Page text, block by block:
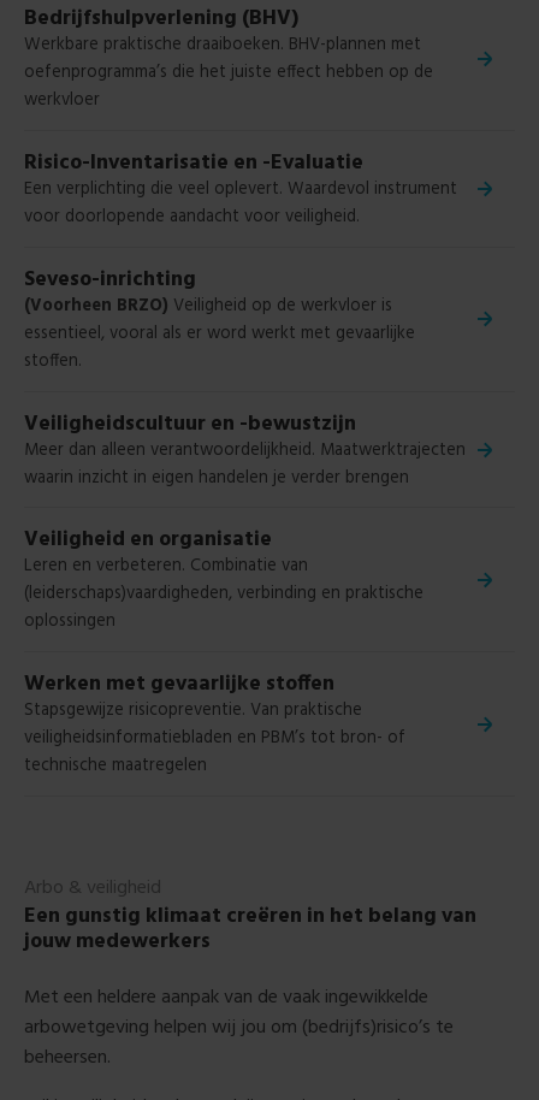
Bedrijfshulpverlening (BHV)
Werkbare praktische draaiboeken. BHV-plannen met
oefenprogramma’s die het juiste effect hebben op de
werkvloer
Risico-Inventarisatie en -Evaluatie
Een verplichting die veel oplevert. Waardevol instrument
voor doorlopende aandacht voor veiligheid.
Seveso-inrichting
(Voorheen BRZO) Veiligheid op de werkvloer is
essentieel, vooral als er word werkt met gevaarlijke
stoffen.
Veiligheidscultuur en -bewustzijn
Meer dan alleen verantwoordelijkheid. Maatwerktrajecten
waarin inzicht in eigen handelen je verder brengen
Veiligheid en organisatie
Leren en verbeteren. Combinatie van
(leiderschaps)vaardigheden, verbinding en praktische
oplossingen
Werken met gevaarlijke stoffen
Stapsgewijze risicopreventie. Van praktische
veiligheidsinformatiebladen en PBM’s tot bron- of
technische maatregelen
Arbo & veiligheid
Een gunstig klimaat creëren in het belang van
jouw medewerkers
Met een heldere aanpak van de vaak ingewikkelde
arbowetgeving helpen wij jou om (bedrijfs)risico’s te
beheersen.